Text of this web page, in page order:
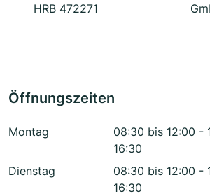
HRB 472271
Öffnungszeiten
Montag
08:30 bis 12:00 -
16:30
Dienstag
08:30 bis 12:00 -
16:30